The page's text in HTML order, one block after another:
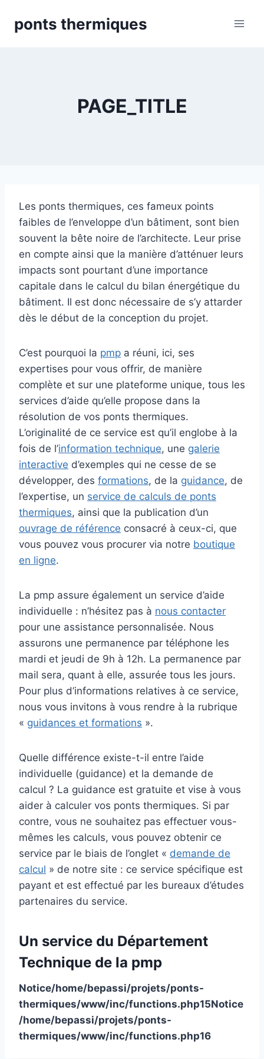
ponts thermiques
PAGE_TITLE
Les ponts thermiques, ces fameux points
faibles de l’enveloppe d’un bâtiment, sont bien
souvent la bête noire de l’architecte. Leur prise
en compte ainsi que la manière d’atténuer leurs
impacts sont pourtant d’une importance
capitale dans le calcul du bilan énergétique du
bâtiment. Il est donc nécessaire de s’y attarder
dès le début de la conception du projet.
C’est pourquoi la pmp a réuni, ici, ses
expertises pour vous offrir, de manière
complète et sur une plateforme unique, tous les
services d’aide qu’elle propose dans la
résolution de vos ponts thermiques.
L’originalité de ce service est qu’il englobe à la
fois de l’information technique, une galerie
interactive d’exemples qui ne cesse de se
développer, des formations, de la guidance, de
l’expertise, un service de calculs de ponts
thermiques, ainsi que la publication d’un
ouvrage de référence consacré à ceux-ci, que
vous pouvez vous procurer via notre boutique
en ligne.
La pmp assure également un service d’aide
individuelle : n’hésitez pas à nous contacter
pour une assistance personnalisée. Nous
assurons une permanence par téléphone les
mardi et jeudi de 9h à 12h. La permanence par
mail sera, quant à elle, assurée tous les jours.
Pour plus d’informations relatives à ce service,
nous vous invitons à vous rendre à la rubrique
« guidances et formations ».
Quelle différence existe-t-il entre l’aide
individuelle (guidance) et la demande de
calcul ? La guidance est gratuite et vise à vous
aider à calculer vos ponts thermiques. Si par
contre, vous ne souhaitez pas effectuer vous-
mêmes les calculs, vous pouvez obtenir ce
service par le biais de l’onglet « demande de
calcul » de notre site : ce service spécifique est
payant et est effectué par les bureaux d’études
partenaires du service.
Un service du Département
Technique de la pmp
Notice/home/bepassi/projets/ponts-
thermiques/www/inc/functions.php15Notice
/home/bepassi/projets/ponts-
thermiques/www/inc/functions.php16